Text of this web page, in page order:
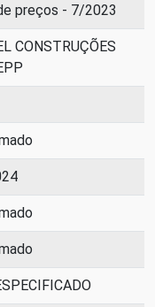
preços - 7/2023
CONSTRUÇÕES